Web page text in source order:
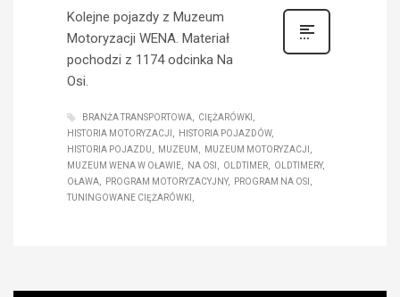
Kolejne pojazdy z Muzeum
Motoryzacji WENA. Materiał
pochodzi z 1174 odcinka Na
Osi.
BRANŻA TRANSPORTOWA
CIĘŻARÓWKI
HISTORIA MOTORYZACJI
HISTORIA POJAZDÓW
HISTORIA POJAZDU
MUZEUM
MUZEUM MOTORYZACJI
MUZEUM WENA W OŁAWIE
NA OSI OLDTIMER
OLDTIMERY
OŁAWA
PROGRAM MOTORYZACYJNY
PROGRAM NA OSI
TUNINGOWANE CIĘŻARÓWKI